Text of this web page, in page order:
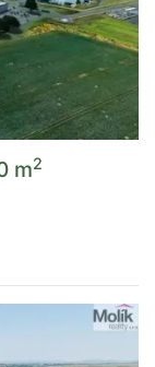
m2